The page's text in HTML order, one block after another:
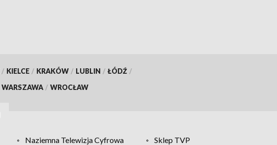
/ KIELCE / KRAKÓW / LUBLIN / ŁÓDŹ /
WARSZAWA / WROCŁAW
Naziemna Telewizja Cyfrowa
Sklep TVP